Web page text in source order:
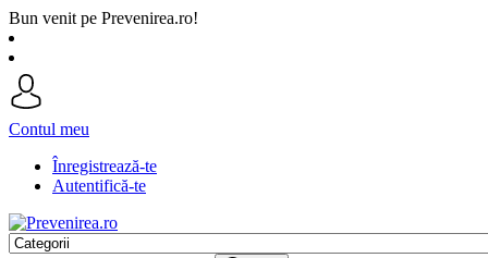
Bun venit pe Prevenirea.ro!
Contul meu
Înregistrează-te
Autentifică-te